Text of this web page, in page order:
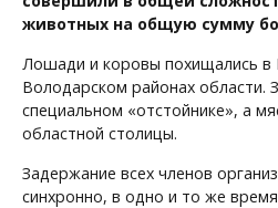
животных на общую сумму
Лошади и коровы похищались в
Володарском районах области.
специальном «отстойнике», а
областной столицы.
Задержание всех членов
синхронно, в одно и то же